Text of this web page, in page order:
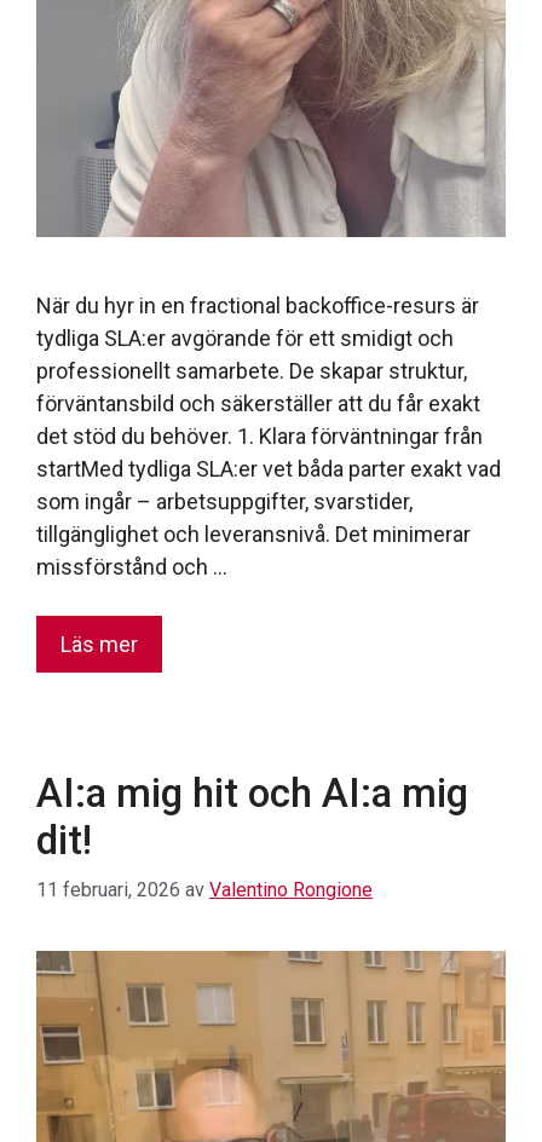
När du hyr in en fractional backoffice-resurs är
tydliga SLA:er avgörande för ett smidigt och
professionellt samarbete. De skapar struktur,
förväntansbild och säkerställer att du får exakt
det stöd du behöver. 1. Klara förväntningar från
startMed tydliga SLA:er vet båda parter exakt vad
som ingår – arbetsuppgifter, svarstider,
tillgänglighet och leveransnivå. Det minimerar
missförstånd och …
Läs mer
AI:a mig hit och AI:a mig
dit!
11 februari, 2026 av Valentino Rongione